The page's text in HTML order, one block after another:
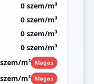
0 szem/m³
0 szem/m³
0 szem/m³
0 szem/m³
m³ Magas
m³ Magas